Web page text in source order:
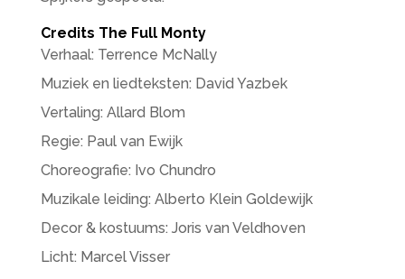
Credits The Full Monty
Verhaal: Terrence McNally
Muziek en liedteksten: David Yazbek
Vertaling: Allard Blom
Regie: Paul van Ewijk
Choreografie: Ivo Chundro
Muzikale leiding: Alberto Klein Goldewijk
Decor & kostuums: Joris van Veldhoven
Licht: Marcel Visser